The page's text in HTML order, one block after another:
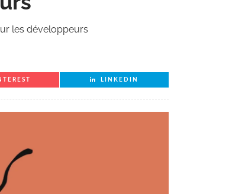
les développeurs
LINKEDIN